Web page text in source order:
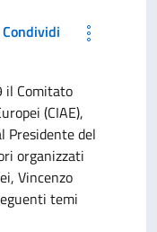
Condividi
il Comitato
(CIAE),
Presidente del
organizzati
Vincenzo
temi